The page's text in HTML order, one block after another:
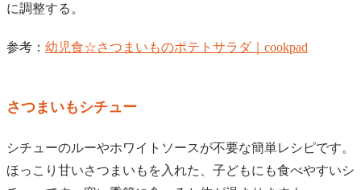
に調整する。
参考： 幼児食☆さつまいものポテトサラダ｜cookpad
さつまいもシチュー
シチューのルーやホワイトソースが不要な簡単レシピです。
ほっこり甘いさつまいもを入れた、子どもにも食べやすいシ